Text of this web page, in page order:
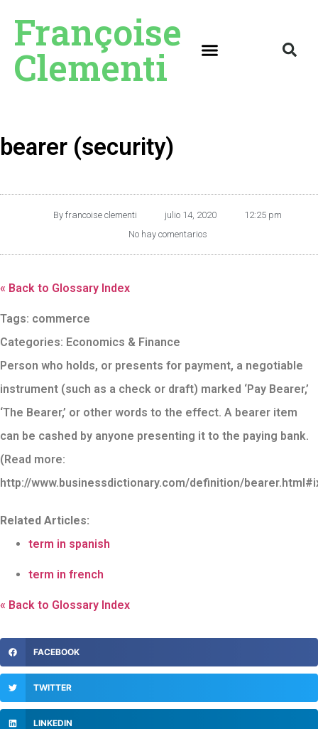
Françoise
Clementi
bearer (security)
By francoise clementi julio 14, 2020
12:25 pm
No hay comentarios
« Back to Glossary Index
Tags: commerce
Categories: Economics & Finance
Person who holds, or presents for payment, a negotiable
instrument (such as a check or draft) marked ‘Pay Bearer,’
‘The Bearer,’ or other words to the effect. A bearer item
can be cashed by anyone presenting it to the paying bank.
(Read more:
http://www.businessdictionary.com/definition/
Related Articles:
term in spanish
term in french
« Back to Glossary Index
FACEBOOK
TWITTER
LINKEDIN